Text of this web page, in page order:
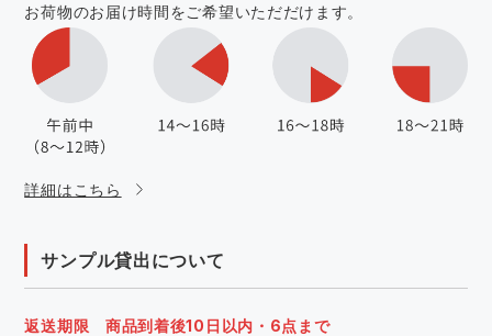
お荷物のお届け時間をご希望いただだけます。
詳細はこちら
サンプル貸出について
返送期限 商品到着後10日以内・6点まで